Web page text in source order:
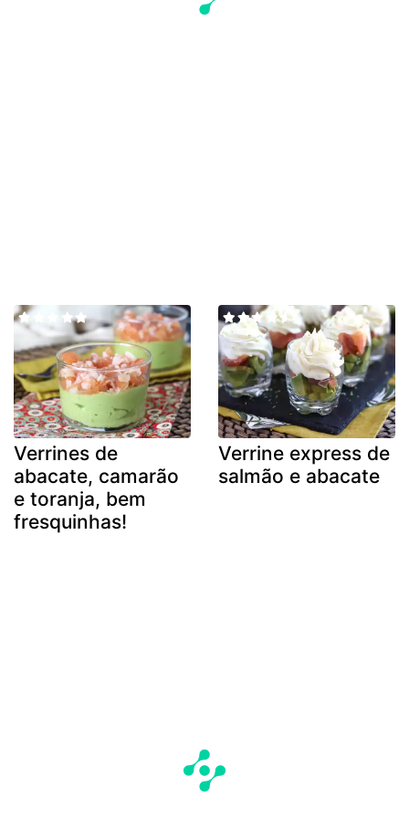
Verrines de
abacate, camarão
e toranja, bem
fresquinhas!
Verrine express de
salmão e abacate